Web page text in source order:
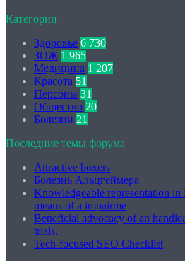
Категории
Здоровье 6 730
ЗОЖ 1 965
Медицина 1 207
Красота 51
Персоны 31
Общество 20
Болезни 21
Последние темы форума
Attractive boxers
Болезнь Альцгеймера
Knowledgeable representation in
means of a impairme
Beneficial advocacy of an
trials.
Tech-focused SEO Checklist